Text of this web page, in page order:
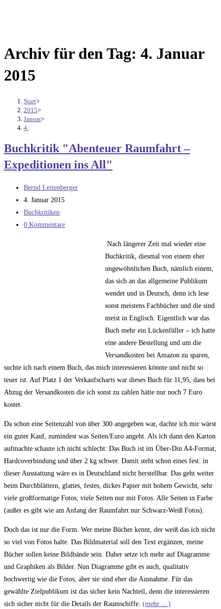
Archiv für den Tag: 4. Januar
2015
Start>
2015>
Januar>
4.
Buchkritik "Abenteuer Raumfahrt –
Expeditionen ins All"
Beitrags-
Autor:
Bernd Leitenberger
Beitrag
veröffentlicht:
4. Januar 2015
Beitrags-
Kategorie:
Buchkritiken
Beitrags-
0 Kommentare
Nach längerer Zeit mal wieder eine
Buchkritik, diesmal von einem eher
ungewöhnlichen Buch, nämlich einem,
das sich an das allgemeine Publikum
wendet und in Deutsch, denn ich lese
sonst meistens Fachbücher und die sind
meist in Englisch. Eigentlich war das
Buch mehr ein Lückenfüller – ich hatte
eine andere Bestellung und um die
Versandkosten bei Amazon zu sparen,
suchte ich nach einem Buch, das mich interessieren könnte und nicht so
teuer ist. Auf Platz 1 der Verkaufscharts war dieses Buch für 11,95, dass bei
Abzug der Versandkosten die ich sonst zu zahlen hätte nur noch 7 Euro
kostet.
Da schon eine Seitenzahl von über 300 angegeben war, dachte ich mir wärst
ein guter Kauf, zumindest was Seiten/Euro angeht. Als ich dann den Karton
aufmachte schaute ich nicht schlecht: Das Buch ist im Über-Din A4-Format,
Hardcoverbindung und über 2 kg schwer. Damit steht schon eines fest: in
dieser Ausstattung wäre es in Deutschland nicht herstellbar. Das geht weiter
beim Durchblättern, glattes, festes, dickes Papier mit hohem Gewicht, sehr
viele großformatige Fotos, viele Seiten nur mit Fotos. Alle Seiten in Farbe
(außer es gibt wie am Anfang der Raumfahrt nur Schwarz-Weiß Fotos).
Doch das ist nur die Form. Wer meine Bücher kennt, der weiß das ich nicht
so viel von Fotos halte. Das Bildmaterial soll den Text ergänzen, meine
Bücher sollen keine Bildbände sein. Daher setze ich mehr auf Diagramme
und Graphiken als Bilder. Nun Diagramme gibt es auch, qualitativ
hochwertig wie die Fotos, aber sie sind eher die Ausnahme. Für das
gewählte Zielpublikum ist das sicher kein Nachteil, denn die interessieren
sich sicher nicht für die Details der Raumschiffe. (mehr …)